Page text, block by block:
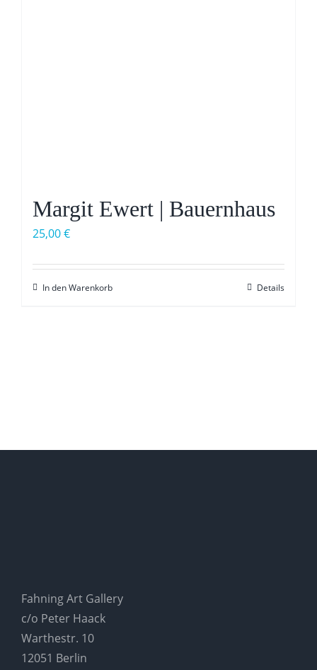
Margit Ewert | Bauernhaus
25,00€
In den Warenkorb Details
Fahning Art Gallery
c/o Peter Haack
Warthestr. 10
12051 Berlin